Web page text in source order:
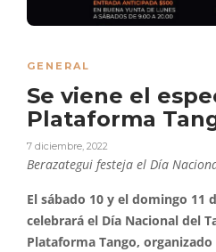
GENERAL
Se viene el
Plataforma
7 diciembre, 2022
Berazategui festeja el Día
El sábado 10 y el domingo 11
celebrará el Día Nacional del
Plataforma Tango,